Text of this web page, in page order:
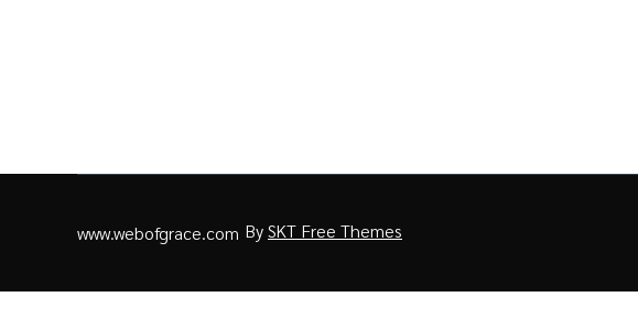
www.webofgrace.com BySKT Free Themes